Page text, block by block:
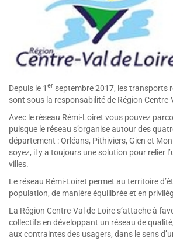
Depuis le 1 er septembre 2017, les transports
sont sous la responsabilité de Région Centre-
Avec le réseau Rémi-Loiret vous pouvez
puisque le réseau s’organise autour des
département : Orléans, Pithiviers, Gien et
soyez, il y a toujours une solution pour relier
villes.
Le réseau Rémi-Loiret permet au territoire
population, de manière équilibrée et en
La Région Centre-Val de Loire s’attache à
collectifs en développant un réseau de
aux contraintes des usagers, dans le sens